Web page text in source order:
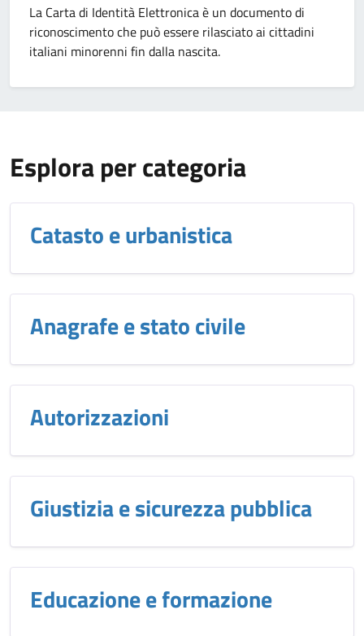
La Carta di Identità Elettronica è un documento di
riconoscimento che può essere rilasciato ai cittadini
italiani minorenni fin dalla nascita.
Esplora per categoria
Catasto e urbanistica
Anagrafe e stato civile
Autorizzazioni
Giustizia e sicurezza pubblica
Educazione e formazione